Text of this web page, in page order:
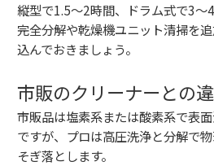
縦型で1.5〜2時間、ドラム式で3〜4
完全分解や乾燥機ユニット清掃を
込んでおきましょう。
市販のクリーナーとの
市販品は塩素系または酸素系で表
ですが、プロは高圧洗浄と分解で
そぎ落とします。